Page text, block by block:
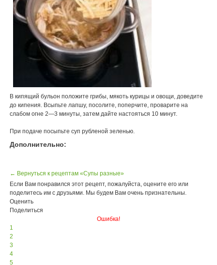
В кипящий бульон положите грибы, мякоть курицы и овощи, доведите
до кипения. Всыпьте лапшу, посолите, поперчите, проварите на
слабом огне 2—3 минуты, затем дайте настояться 10 минут.
При подаче посыпьте суп рубленой зеленью.
Дополнительно:
← Вернуться к рецептам «Супы разные»
Если Вам понравился этот рецепт, пожалуйста, оцените его или
поделитесь им с друзьями. Мы будем Вам очень признательны.
Оценить
Поделиться
Ошибка!
1
2
3
4
5